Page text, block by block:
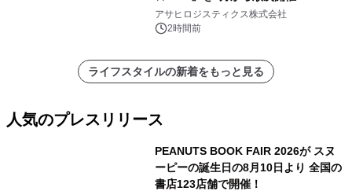
アサヒロジスティクス株式会社
2時間前
ライフスタイルの新着をもっと見る
人気のプレスリリース
PEANUTS BOOK FAIR 2026が スヌ
ーピーの誕生日の8月10日より 全国の
書店123店舗で開催！